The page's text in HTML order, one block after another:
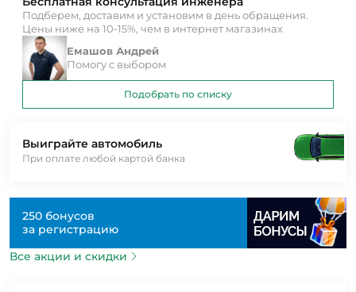
Выиграйте автомобиль
При оплате любой картой банка
250 бонусов
за регистрацию
Все акции и скидки
Подберем, доставим и установим в день обращения.
Цены ниже на 10-15%, чем в интернет магазинах
Емашов Андрей
Помогу с выбором
Подобрать по списку